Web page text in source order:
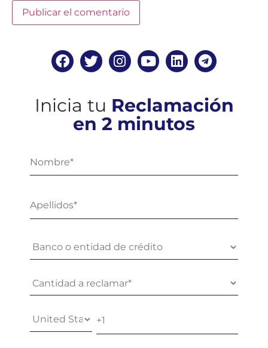
Inicia tu Reclamación
en 2 minutos